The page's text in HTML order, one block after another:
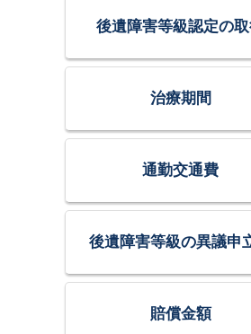
後遺障害等級認定の
治療期間
通勤交通費
後遺障害等級の異議申
賠償金額